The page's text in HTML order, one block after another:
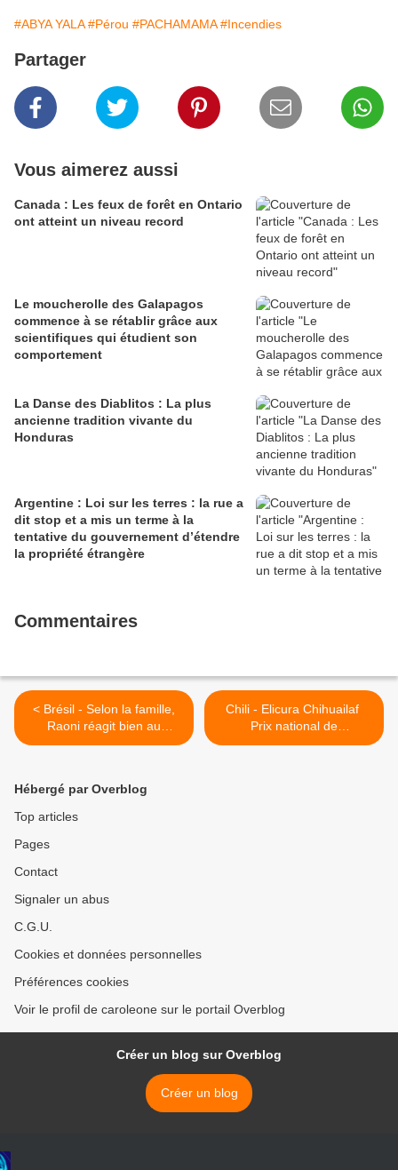
#ABYA YALA #Pérou #PACHAMAMA #Incendies
Partager
Vous aimerez aussi
Canada : Les feux de forêt en Ontario
ont atteint un niveau record
Le moucherolle des Galapagos
commence à se rétablir grâce aux
scientifiques qui étudient son
comportement
La Danse des Diablitos : La plus
ancienne tradition vivante du
Honduras
Argentine : Loi sur les terres : la rue a
dit stop et a mis un terme à la
tentative du gouvernement d’étendre
la propriété étrangère
Commentaires
< Brésil - Selon la famille,
Raoni réagit bien au
traitement contre le Covid-
Chili - Elicura Chihuailaf
Prix national de
littérature 2020. Premier
Hébergé par Overblog
Top articles
Pages
Contact
Signaler un abus
C.G.U.
Cookies et données personnelles
Préférences cookies
Voir le profil de caroleone sur le portail Overblog
Créer un blog sur Overblog
Créer un blog